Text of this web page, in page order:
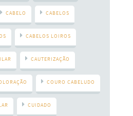
CABELO CABELOS
CABELOS LOIROS
CAUTERIZAÇÃO
COURO CABELUDO
CUIDADO